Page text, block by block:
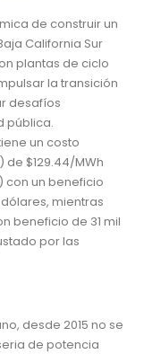
de construir un
California Sur
plantas de ciclo
la transición
desafíos
pública.
un costo
$129.44/MWh
con un beneficio
mientras
beneficio de 31 mil
por las
desde 2015 no se
de potencia